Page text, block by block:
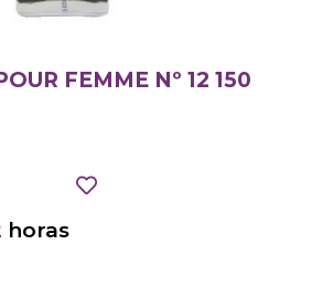
FEMME Nº 12 150
horas